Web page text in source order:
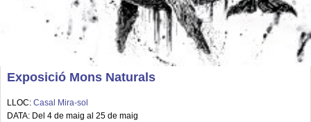
Exposició Mons Naturals
LLOC: Casal Mira-sol
DATA: Del 4 de maig al 25 de maig